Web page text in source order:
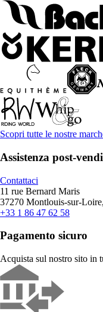
Scopri tutte le nostre
Assistenza post-
Contattaci
11 rue Bernard Maris
37270 Montlouis-sur-
+33 1 86 47 62 58
Pagamento sicuro
Acquista sul nostro sito in